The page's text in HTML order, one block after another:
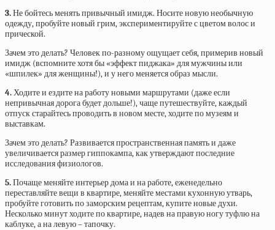
3.Не бойтесь менять привычный имидж. Носите новую необычную
одежду, пробуйте новый грим, экспериментируйте с цветом волос и
прической.
Зачем это делать? Человек по-разному ощущает себя, примерив новый
имидж (вспомните хотя бы «эффект пиджака» для мужчины или
«шпилек» для женщины!), и у него меняется образ мысли.
4.Ходите и ездите на работу новыми маршрутами (даже если
непривычная дорога будет дольше!), чаще путешествуйте, каждый
отпуск старайтесь проводить в новом месте, ходите по музеям и
выставкам.
Зачем это делать? Развивается пространственная память и даже
увеличивается размер гиппокампа, как утверждают последние
исследования физиологов.
5.Почаще меняйте интерьер дома и на работе, еженедельно
переставляйте вещи в квартире, меняйте местами кухонную утварь,
пробуйте готовить по заморским рецептам, купите новые духи.
Несколько минут ходите по квартире, надев на правую ногу туфлю на
каблуке, а на левую – тапочку.